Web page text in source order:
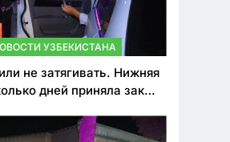
УЗБЕКИСТАНА
не затягивать. Нижняя
дней приняла закон
ПДД